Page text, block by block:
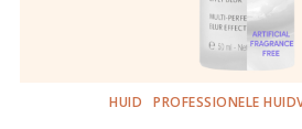
HUID PROFESSIONELE